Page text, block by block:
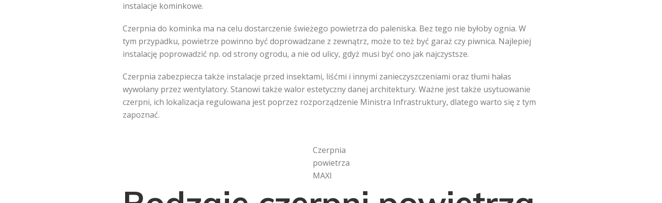
instalacje kominkowe.
Czerpnia do kominka ma na celu dostarczenie świeżego powietrza do paleniska. Bez tego nie byłoby ognia. W
tym przypadku, powietrze powinno być doprowadzane z zewnątrz, może to też być garaż czy piwnica. Najlepiej
instalację poprowadzić np. od strony ogrodu, a nie od ulicy, gdyż musi być ono jak najczystsze.
Czerpnia zabezpiecza także instalacje przed insektami, liśćmi i innymi zanieczyszczeniami oraz tłumi hałas
wywołany przez wentylatory. Stanowi także walor estetyczny danej architektury. Ważne jest także usytuowanie
czerpni, ich lokalizacja regulowana jest poprzez rozporządzenie Ministra Infrastruktury, dlatego warto się z tym
zapoznać.
Czerpnia
powietrza
MAXI